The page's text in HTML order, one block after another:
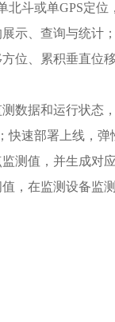
斗或单GPS定位
示、查询与统计；
位、累积垂直位
数据和运行状
速部署上线，弹
测值，并生成对
，在监测设备监